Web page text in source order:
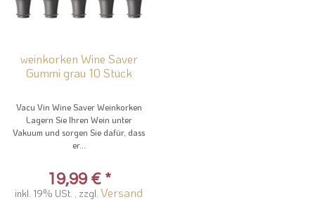
weinkorken Wine Saver
Gummi grau 10 Stück
Vacu Vin Wine Saver Weinkorken
Lagern Sie Ihren Wein unter
Vakuum und sorgen Sie dafür, dass
er...
19,99 € *
inkl. 19% USt. , zzgl. Versand